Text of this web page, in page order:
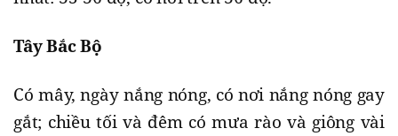
Tây Bắc Bộ
Có mây, ngày nắng nóng, có nơi nắng nóng gay
gắt; chiều tối và đêm có mưa rào và giông vài